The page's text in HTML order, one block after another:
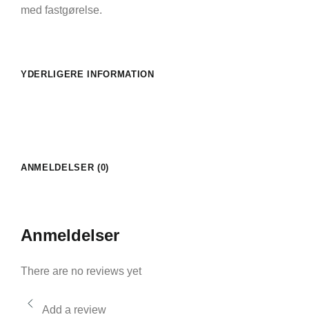
med fastgørelse.
YDERLIGERE INFORMATION
ANMELDELSER (0)
Anmeldelser
There are no reviews yet
Add a review